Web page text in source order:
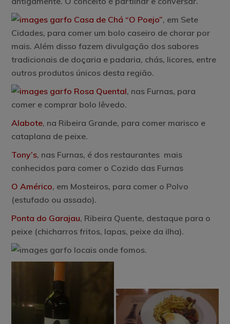
Casa de Chá “O Poejo”, em Sete
Cidades, para comer um bolo caseiro de chorar por
mais. Além disso fazem divulgação dos sabores
tradicionais de doçaria e padaria, chás, licores, entre
outros produtos únicos desta região.
Rosa Quental, nas Furnas, para
comer e comprar bolo lêvedo.
Alabote, na Ribeira Grande, para comer marisco e
cataplana de peixe.
Tony’s, nas Furnas, é dos restaurantes mais
conhecidos para comer o Cozido das Furnas
O Américo, em Mosteiros, para comer o Polvo
(estufado ou assado).
Ponta do Garajau, Ribeira Quente, destaque para o
peixe (chicharros fritos, lapas, peixe da ilha).
locais onde fomos.